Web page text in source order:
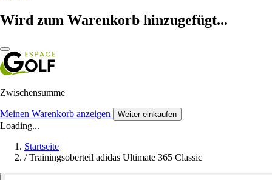
Wird zum Warenkorb hinzugefügt...
Zwischensumme
Meinen Warenkorb anzeigen Weiter einkaufen
Loading...
Startseite
/ Trainingsoberteil adidas Ultimate 365 Classic